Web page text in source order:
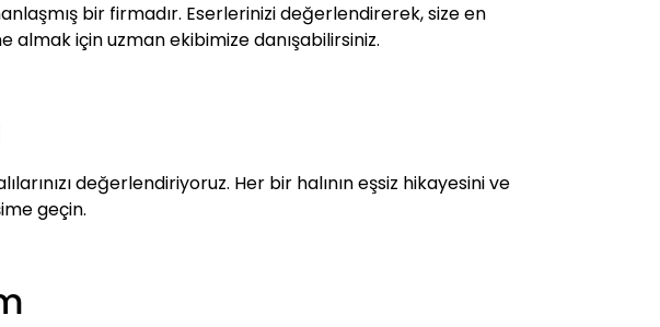
bir firmadır. Eserlerinizi değerlendirerek, size en
için uzman ekibimize danışabilirsiniz.
değerlendiriyoruz. Her bir halının eşsiz hikayesini ve
geçin.